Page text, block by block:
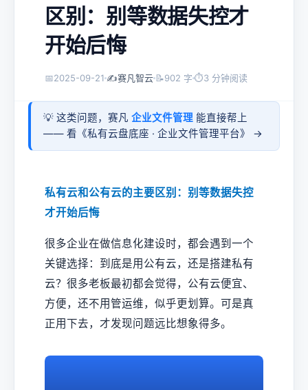
区别：别等数据失控才
开始后悔
📅2025-09-21 ✍️赛凡智云 📝902 字 ⏱3 分钟阅读
💡 这类问题，赛凡 企业文件管理 能直接帮上
—— 看《私有云盘底座 · 企业文件管理平台》 →
私有云和公有云的主要区别：别等数据失控
才开始后悔
很多企业在做信息化建设时，都会遇到一个
关键选择：到底是用公有云，还是搭建私有
云？很多老板最初都会觉得，公有云便宜、
方便，还不用管运维，似乎更划算。可是真
正用下去，才发现问题远比想象得多。